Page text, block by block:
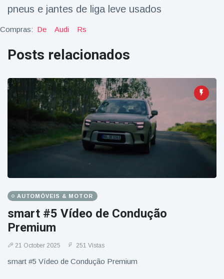
de um carro em
16 July 177 Vistas
pneus e jantes de liga leve usados
Compras: De Audi Rs
Posts relacionados
AUTOMÓVEIS & MOTOR
smart #5 Vídeo de Condução
Premium
21 October 2025 251 Vistas
smart #5 Vídeo de Condução Premium